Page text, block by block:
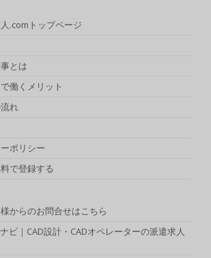
.comトップページ
とは
働くメリット
れ
ポリシー
で登録する
からのお問合せはこちら
ビ｜CAD設計・CADオペレーターの派遣求人